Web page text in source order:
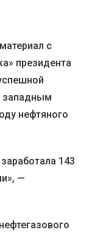
с
президента
западным
нефтяного
143
—